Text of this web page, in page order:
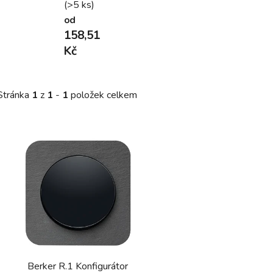
(>5 ks)
od
158,51
Kč
1 z 1 - 1 položek celkem
Berker R.1 Konfigurátor